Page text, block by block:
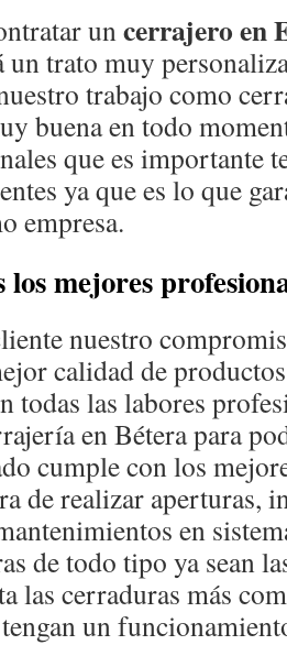
uncerrajero en
un trato muy
trabajo como
buena en todo
que es importante
ya que es lo que
empresa.
los mejores
nuestro
calidad de
todas las labores
en Bétera para
cumple con los
de realizar aperturas,
en
de todo tipo ya sean
las cerraduras más
un